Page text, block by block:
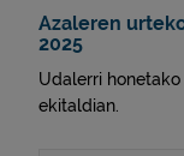
Azaleren
2025
Udalerri
ekitaldian.